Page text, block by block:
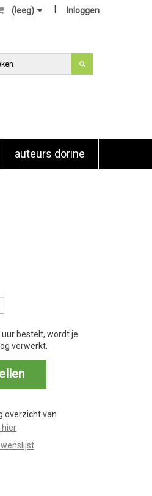
Inloggen
(leeg)
auteurs dorine
uur bestelt, wordt je
verwerkt.
overzicht van
hier